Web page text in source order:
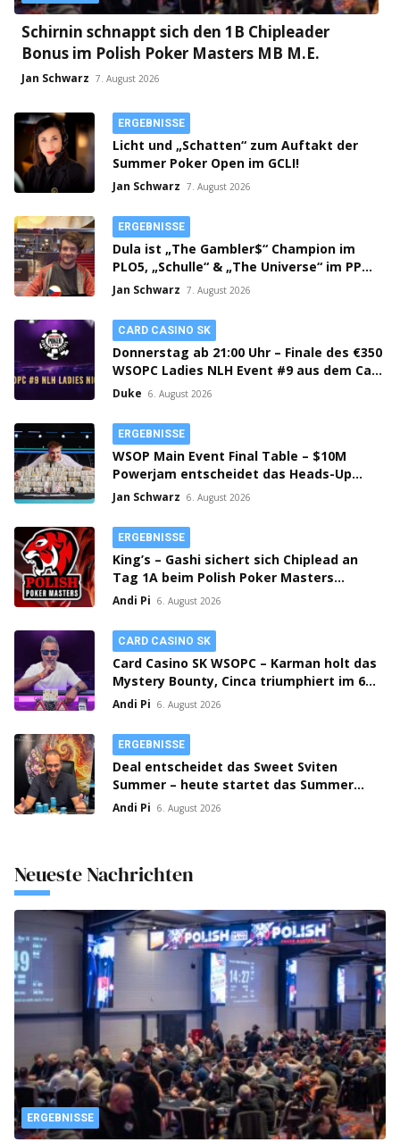
Schirnin schnappt sich den 1B Chipleader
Bonus im Polish Poker Masters MB M.E.
Jan Schwarz 7. August 2026
ERGEBNISSE
Licht und „Schatten“ zum Auftakt der
Summer Poker Open im GCLI!
Jan Schwarz 7. August 2026
ERGEBNISSE
Dula ist „The Gambler$“ Champion im
PLO5, „Schulle“ & „The Universe“ im PPM
SHR Finale!
Jan Schwarz 7. August 2026
CARD CASINO SK
Donnerstag ab 21:00 Uhr – Finale des €350
WSOPC Ladies NLH Event #9 aus dem Card
Casino SK!
Duke 6. August 2026
ERGEBNISSE
WSOP Main Event Final Table – $10M
Powerjam entscheidet das Heads-Up
zwischen Jumalon und Saaskilahti!
Jan Schwarz 6. August 2026
ERGEBNISSE
King’s – Gashi sichert sich Chiplead an
Tag 1A beim Polish Poker Masters
Mystery Bounty!
Andi Pi 6. August 2026
CARD CASINO SK
Card Casino SK WSOPC – Karman holt das
Mystery Bounty, Cinca triumphiert im 6-
Max!
Andi Pi 6. August 2026
ERGEBNISSE
Deal entscheidet das Sweet Sviten
Summer – heute startet das Summer
Open Bounty!
Andi Pi 6. August 2026
Neueste Nachrichten
ERGEBNISSE